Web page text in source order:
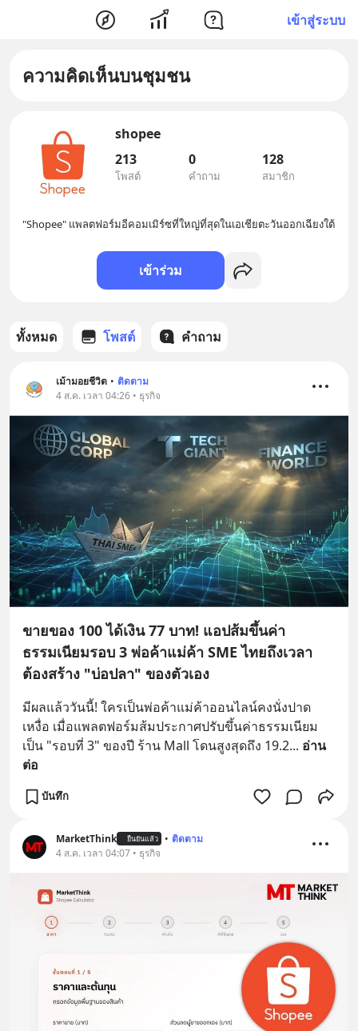
เข้าสู่ระบบ
ความคิดเห็นบนชุมชน
shopee
213
โพสต์
0
คำถาม
128
สมาชิก
"Shopee" แพลตฟอร์มอีคอมเมิร์ซที่ใหญ่ที่สุดในเอเชียตะวันออกเฉียงใต้
เข้าร่วม
ทั้งหมด โพสต์ คำถาม
เม้ามอยชีวิต • ติดตาม
4 ส.ค. เวลา 04:26 • ธุรกิจ
ขายของ 100 ได้เงิน 77 บาท! แอปส้มขึ้นค่า
ธรรมเนียมรอบ 3 พ่อค้าแม่ค้า SME ไทยถึงเวลา
ต้องสร้าง "บ่อปลา" ของตัวเอง
มีผลแล้ววันนี้! ใครเป็นพ่อค้าแม่ค้าออนไลน์คงนั่งปาด
เหงื่อ เมื่อแพลตฟอร์มส้มประกาศปรับขึ้นค่าธรรมเนียม
เป็น "รอบที่ 3" ของปี ร้าน Mall โดนสูงสุดถึง 19.2... อ่าน
ต่อ
บันทึก
MarketThink ยืนยันแล้ว • ติดตาม
4 ส.ค. เวลา 04:07 • ธุรกิจ